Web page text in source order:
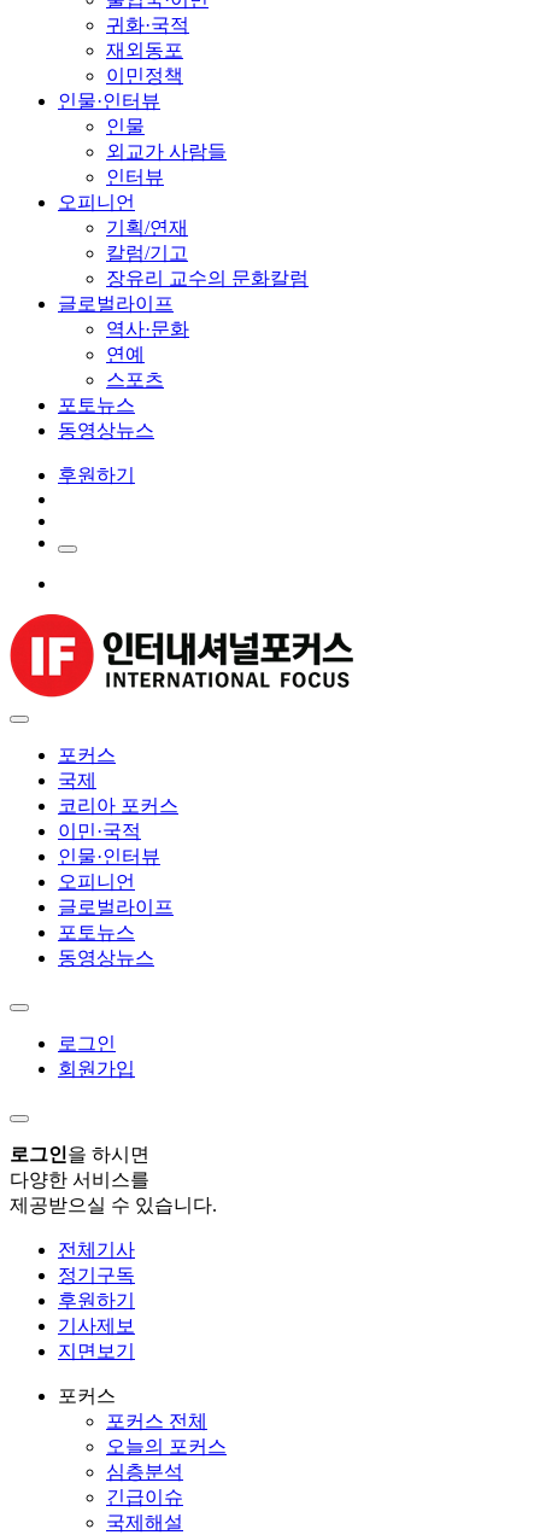
귀화·국적
재외동포
이민정책
인물·인터뷰
인물
외교가 사람들
인터뷰
오피니언
기획/연재
칼럼/기고
장유리 교수의 문화칼럼
글로벌라이프
역사·문화
연예
스포츠
포토뉴스
동영상뉴스
후원하기
포커스
국제
코리아 포커스
이민·국적
인물·인터뷰
오피니언
글로벌라이프
포토뉴스
동영상뉴스
로그인
회원가입
로그인을 하시면
다양한 서비스를
제공받으실 수 있습니다.
전체기사
정기구독
후원하기
기사제보
지면보기
포커스
포커스 전체
오늘의 포커스
심층분석
긴급이슈
국제해설